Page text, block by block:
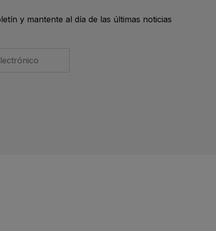
y mantente al día de las últimas noticias